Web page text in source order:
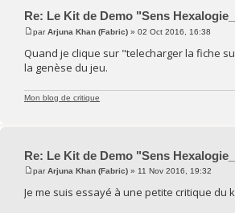
Re: Le Kit de Demo "Sens
parArjuna Khan (Fabric) » 02 Oct 2016, 16:38
Quand je clique sur "telecharger la fiche
la genèse du jeu.
Mon blog de critique
Re: Le Kit de Demo "Sens
parArjuna Khan (Fabric) » 11 Nov 2016, 19:32
Je me suis essayé à une petite critique